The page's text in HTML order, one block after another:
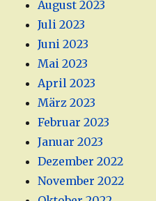
August 2023
Juli 2023
Juni 2023
Mai 2023
April 2023
März 2023
Februar 2023
Januar 2023
Dezember 2022
November 2022